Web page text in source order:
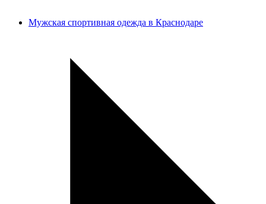
Мужская спортивная одежда в Краснодаре